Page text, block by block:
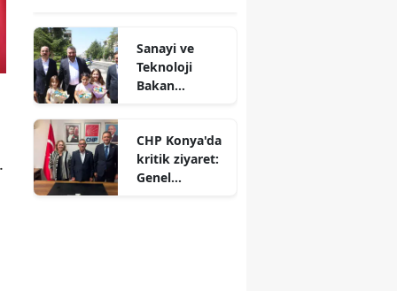
Sanayi ve
Teknoloji
Bakan
İnan Ilgın'da!
CHP Konya'da
kritik ziyaret:
Genel